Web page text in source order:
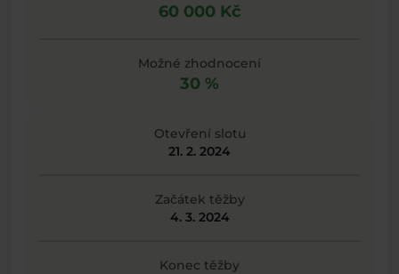
60 000 Kč
Možné zhodnocení
30 %
Otevření slotu
21. 2. 2024
Začátek těžby
4. 3. 2024
Konec těžby